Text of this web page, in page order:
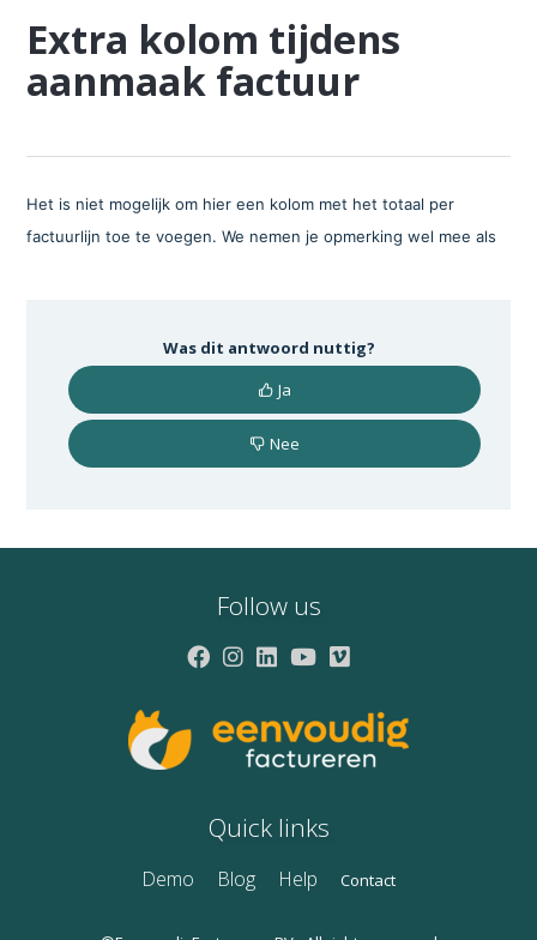
Extra kolom tijdens
aanmaak factuur
Het is niet mogelijk om hier een kolom met het totaal per
factuurlijn toe te voegen. We nemen je opmerking wel mee als
Was dit antwoord nuttig?
Ja
Nee
Follow us
Quick links
Demo Blog Help Contact